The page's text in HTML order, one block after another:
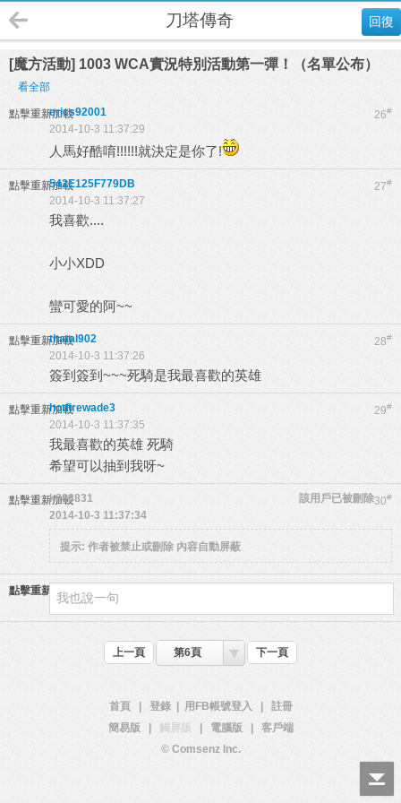
回復
刀塔傳奇
[魔方活動] 1003 WCA實況特別活動第一彈！（名單公布）
看全部
點擊重新加載 26#
erics92001
2014-10-3 11:37:29
人馬好酷唷!!!!!!就決定是你了!
點擊重新加載 27#
542E125F779DB
2014-10-3 11:37:27
我喜歡....
小小XDD
蠻可愛的阿~~
點擊重新加載 28#
titatal902
2014-10-3 11:37:26
簽到簽到~~~死騎是我最喜歡的英雄
點擊重新加載 29#
hotfirewade3
2014-10-3 11:37:35
我最喜歡的英雄 死騎
希望可以抽到我呀~
點擊重新加載 30#
k888831
該用戶已被刪除
2014-10-3 11:37:34
提示: 作者被禁止或刪除 內容自動屏蔽
點擊重新加載
上一頁 第6頁 下一頁
首頁 登錄 用FB帳號登入
註冊
簡易版
觸屏版 電腦版
客戶端
© Comsenz Inc.